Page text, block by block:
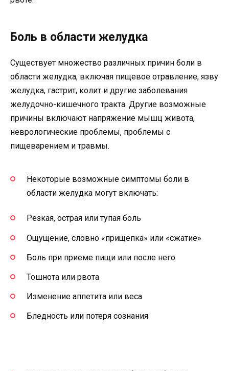
Боль в области желудка
Существует множество различных причин боли в
области желудка, включая пищевое отравление, язву
желудка, гастрит, колит и другие заболевания
желудочно-кишечного тракта. Другие возможные
причины включают напряжение мышц живота,
неврологические проблемы, проблемы с
пищеварением и травмы.
Некоторые возможные симптомы боли в
области желудка могут включать:
Резкая, острая или тупая боль
Ощущение, словно «прищепка» или «сжатие»
Боль при приеме пищи или после него
Тошнота или рвота
Изменение аппетита или веса
Бледность или потеря сознания